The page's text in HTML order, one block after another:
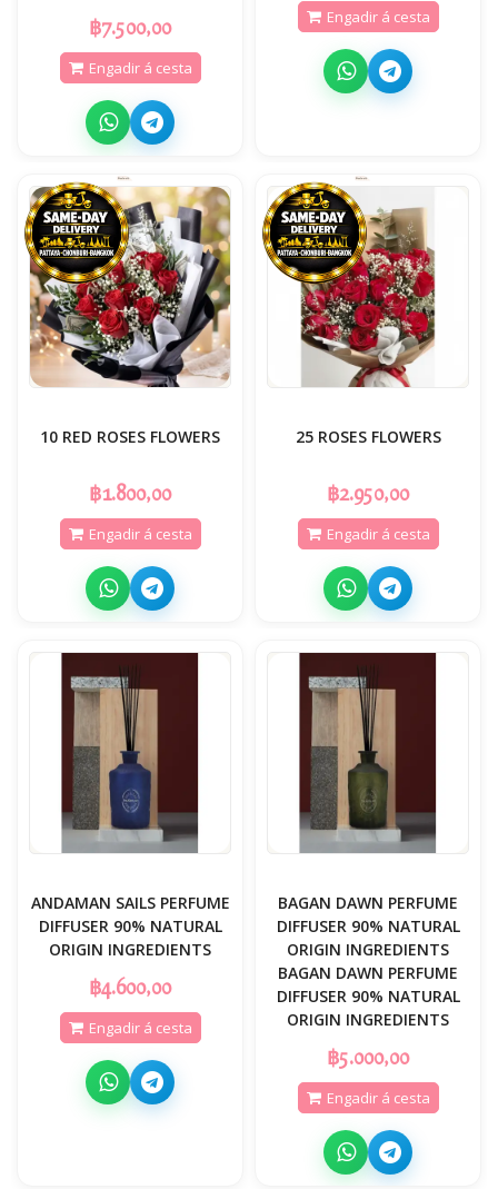
฿7.500,00
Engadir á cesta
Engadir á cesta
10 RED ROSES FLOWERS
฿1.800,00
Engadir á cesta
25 ROSES FLOWERS
฿2.950,00
Engadir á cesta
ANDAMAN SAILS PERFUME
DIFFUSER 90% NATURAL
ORIGIN INGREDIENTS
฿4.600,00
Engadir á cesta
BAGAN DAWN PERFUME
DIFFUSER 90% NATURAL
ORIGIN INGREDIENTS
BAGAN DAWN PERFUME
DIFFUSER 90% NATURAL
ORIGIN INGREDIENTS
฿5.000,00
Engadir á cesta